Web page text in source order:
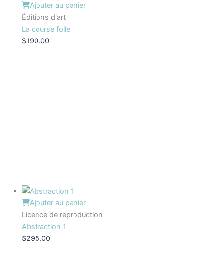
Ajouter au panier
Éditions d'art
La course folle
$190.00
Ajouter au panier
Licence de reproduction
Abstraction 1
$295.00